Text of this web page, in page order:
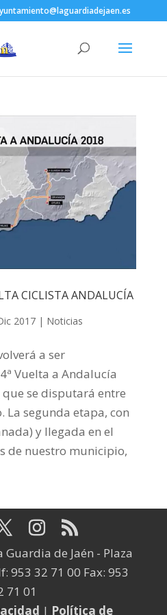
CICLISTA ANDALUCÍA
2017| Noticias
a ser
Vuelta a Andalucía
que se disputará entre
La segunda etapa, con
y llegada en el
de nuestro municipio,
de Jaén - Plaza
953 32 71 00 Fax: 953
71 01
| Política de